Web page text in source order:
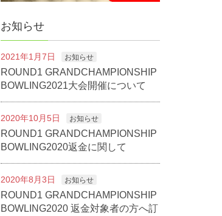
お知らせ
2021年1月7日 お知らせ
ROUND1 GRANDCHAMPIONSHIP
BOWLING2021大会開催について
2020年10月5日 お知らせ
ROUND1 GRANDCHAMPIONSHIP
BOWLING2020返金に関して
2020年8月3日 お知らせ
ROUND1 GRANDCHAMPIONSHIP
BOWLING2020 返金対象者の方へ訂